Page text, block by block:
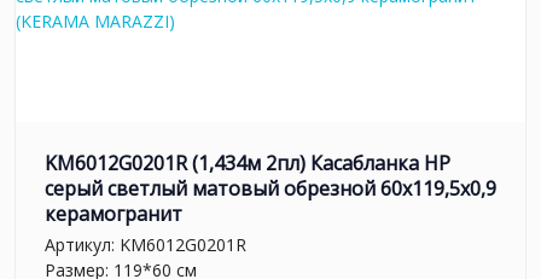
KM6012G0201R (1,434м 2пл) Касабланка HP
серый светлый матовый обрезной 60x119,5x0,9
керамогранит
Артикул: KM6012G0201R
Размер: 119*60 см